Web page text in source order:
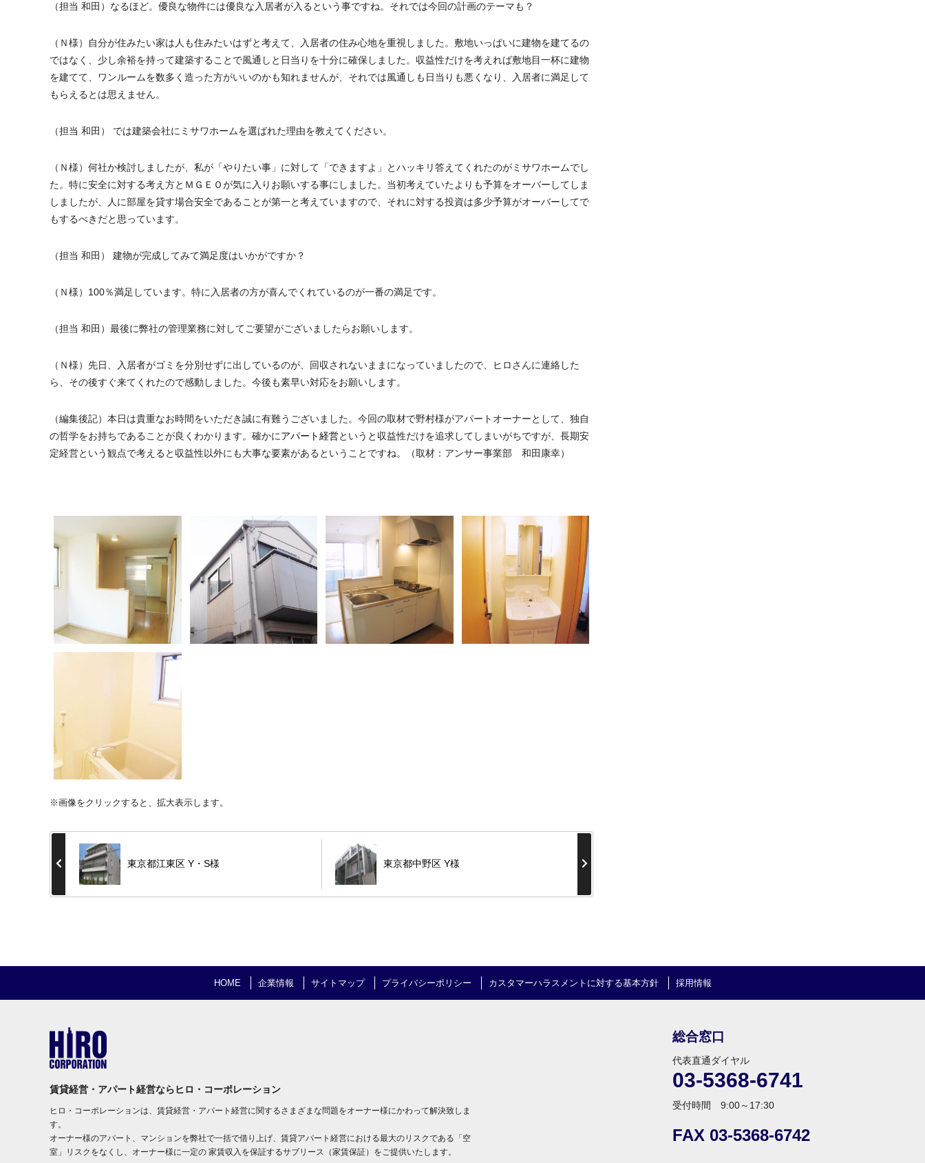
（担当 和田）なるほど。優良な物件には優良な入居者が入るという事ですね。それでは今回の計画のテーマも？
（Ｎ様）自分が住みたい家は人も住みたいはずと考えて、入居者の住み心地を重視しました。敷地いっぱいに建物を建てるの
ではなく、少し余裕を持って建築することで風通しと日当りを十分に確保しました。収益性だけを考えれば敷地目一杯に建物
を建てて、ワンルームを数多く造った方がいいのかも知れませんが、それでは風通しも日当りも悪くなり、入居者に満足して
もらえるとは思えません。
（担当 和田） では建築会社にミサワホームを選ばれた理由を教えてください。
（Ｎ様）何社か検討しましたが、私が「やりたい事」に対して「できますよ」とハッキリ答えてくれたのがミサワホームでし
た。特に安全に対する考え方とＭＧＥＯが気に入りお願いする事にしました。当初考えていたよりも予算をオーバーしてしま
しましたが、人に部屋を貸す場合安全であることが第一と考えていますので、それに対する投資は多少予算がオーバーしてで
もするべきだと思っています。
（担当 和田） 建物が完成してみて満足度はいかがですか？
（Ｎ様）100％満足しています。特に入居者の方が喜んでくれているのが一番の満足です。
（担当 和田）最後に弊社の管理業務に対してご要望がございましたらお願いします。
（Ｎ様）先日、入居者がゴミを分別せずに出しているのが、回収されないままになっていましたので、ヒロさんに連絡した
ら、その後すぐ来てくれたので感動しました。今後も素早い対応をお願いします。
（編集後記）本日は貴重なお時間をいただき誠に有難うございました。今回の取材で野村様がアパートオーナーとして、独自
の哲学をお持ちであることが良くわかります。確かにアパート経営というと収益性だけを追求してしまいがちですが、長期安
定経営という観点で考えると収益性以外にも大事な要素があるということですね。（取材：アンサー事業部 和田康幸）
※画像をクリックすると、拡大表示します。
東京都江東区 Y・S様 東京都中野区 Y様
HOME 企業情報 サイトマップ プライバシーポリシー カスタマーハラスメントに対する基本方針 採用情報
賃貸経営・アパート経営ならヒロ・コーポレーション
ヒロ・コーポレーションは、賃貸経営・アパート経営に関するさまざまな問題をオーナー様にかわって解決致しま
す。
オーナー様のアパート、マンションを弊社で一括で借り上げ、賃貸アパート経営における最大のリスクである「空
室」リスクをなくし、オーナー様に一定の 家賃収入を保証するサブリース（家賃保証）をご提供いたします。
総合窓口
代表直通ダイヤル
03-5368-6741
受付時間 9:00～17:30
FAX 03-5368-6742